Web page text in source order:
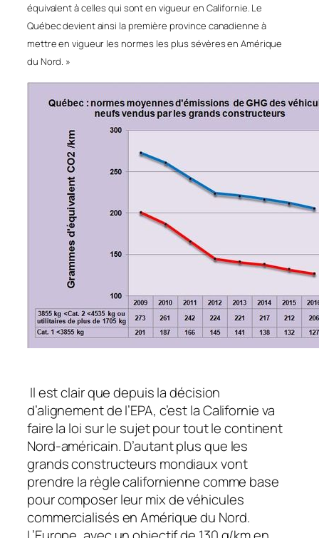
équivalent à celles qui sont en vigueur en Californie. Le
Québec devient ainsi la première province canadienne à
mettre en vigueur les normes les plus sévères en Amérique
du Nord. »
Il est clair que depuis la décision
d’alignement de l’EPA, c’est la Californie va
faire la loi sur le sujet pour tout le continent
Nord-américain. D’autant plus que les
grands constructeurs mondiaux vont
prendre la règle californienne comme base
pour composer leur mix de véhicules
commercialisés en Amérique du Nord.